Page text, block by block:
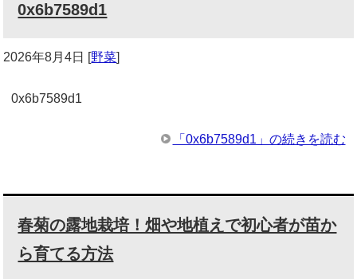
0x6b7589d1
2026年8月4日 [野菜]
0x6b7589d1
「0x6b7589d1」の続きを読む
春菊の露地栽培！畑や地植えで初心者が苗か
ら育てる方法